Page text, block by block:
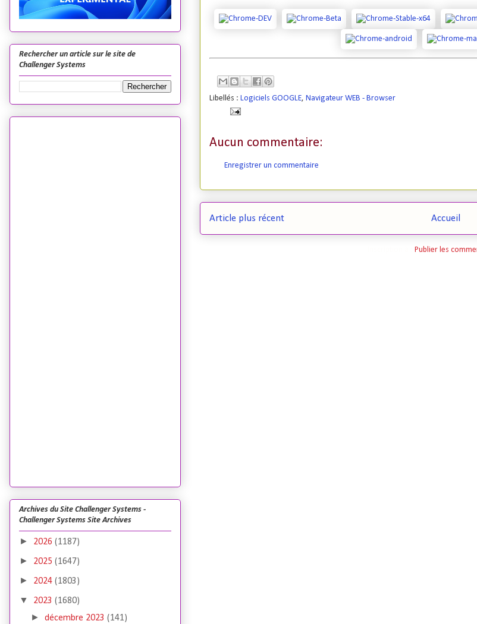
Libellés : Logiciels GOOGLE, Navigateur WEB - Browser
Aucun commentaire:
Enregistrer un commentaire
Article plus récent Accueil
Publier les
Rechercher un article sur le site de
Challenger Systems
Archives du Site Challenger Systems -
Challenger Systems Site Archives
► 2026 (1187)
► 2025 (1647)
► 2024 (1803)
▼ 2023 (1680)
►décembre 2023(141)